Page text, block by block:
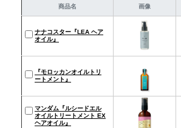
商品名 画像
ナナコスター『LEA ヘア
オイル』
『モロッカンオイルトリ
ートメント』
マンダム『ルシードエル
オイルトリートメント EX
ヘアオイル』